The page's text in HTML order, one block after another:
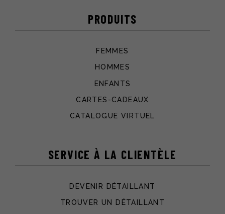
PRODUITS
FEMMES
HOMMES
ENFANTS
CARTES-CADEAUX
CATALOGUE VIRTUEL
SERVICE À LA CLIENTÈLE
DEVENIR DÉTAILLANT
TROUVER UN DÉTAILLANT